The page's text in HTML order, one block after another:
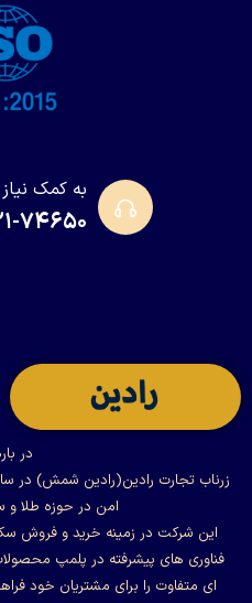
به کمک
۰۲۱-
در
امن در حوزه طلا و
این شرکت در زمینه خرید و فروش
فناوری های پیشرفته در پلمپ
ای متفاوت را برای مشتریان خود